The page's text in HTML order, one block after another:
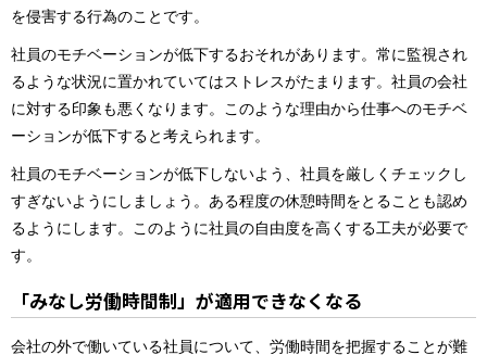
を侵害する行為のことです。
社員のモチベーションが低下するおそれがあります。常に監視され
るような状況に置かれていてはストレスがたまります。社員の会社
に対する印象も悪くなります。このような理由から仕事へのモチベ
ーションが低下すると考えられます。
社員のモチベーションが低下しないよう、社員を厳しくチェックし
すぎないようにしましょう。ある程度の休憩時間をとることも認め
るようにします。このように社員の自由度を高くする工夫が必要で
す。
「みなし労働時間制」が適用できなくなる
会社の外で働いている社員について、労働時間を把握することが難